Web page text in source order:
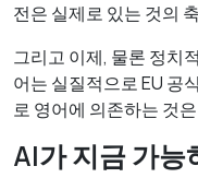
전은 실제로 있는 것의
그리고 이제, 물론 정치
어는 실질적으로 EU 공
로 영어에 의존하는 것
AI가 지금 가능